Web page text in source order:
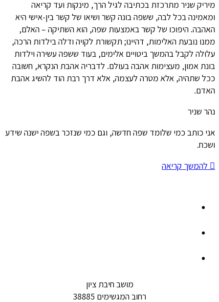
מיריק שניר מתרכזת בכתיבה לגיל הרך, מינקות ועד קריאה
ומאמינה בכל לבה, ששפה בונה קשר ושיאו של קשר בין-אישי היא
האהבה. היפוכו של קשר באמצעות שפה, הוא השתיקה – האלם,
ממנו נובעת האלימות, דהיינו; תקשורת לקויה ודלה בילדות הרכה,
עלולה לקבל בהמשך ביטויים אלימים, בעוד ששפה עשירה וילדות
בונת אמון, מעצימות אהבה בעולם. לדבריה אהבת הנקרא, חשובה
ככל שתהיה, אלא מטרה לעצמה, אלא דרך רבת הוד להשיג אהבת
האדם.
נהר שניר
אני כותב כמי שלומד שפה חדשה, וגם כמי שנזכר בשפה ישנה שידע
ושכח.
להמשך קריאה
מושב חיבת ציון
רחוב המגשימים 38885